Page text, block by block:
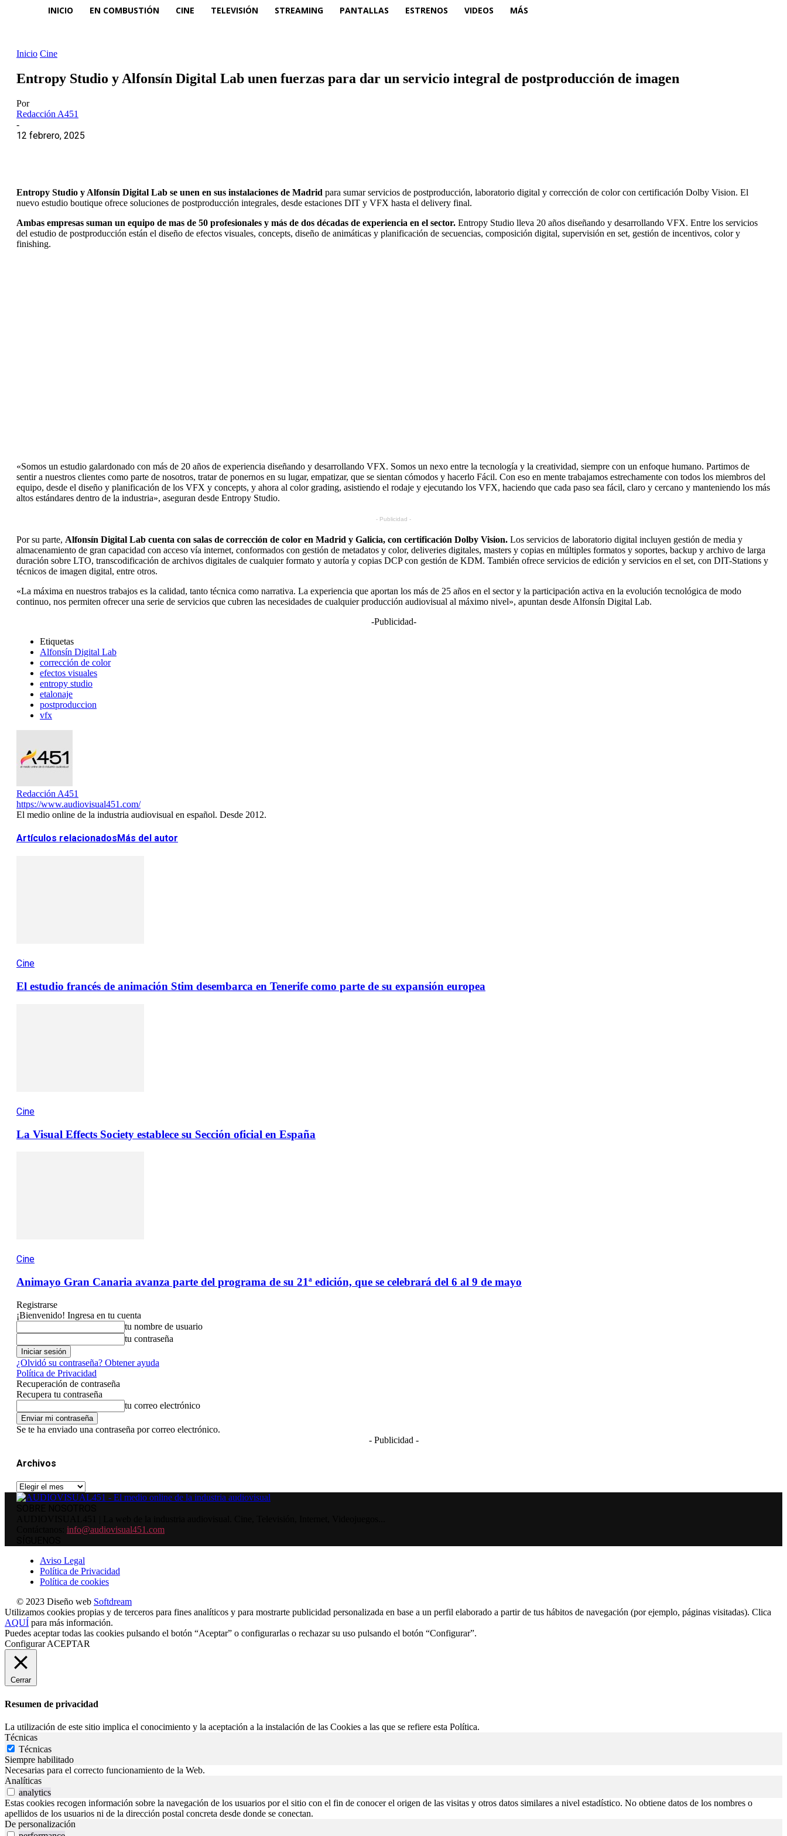
INICIO EN COMBUSTIÓN CINE TELEVISIÓN STREAMING PANTALLAS ESTRENOS VIDEOS MÁS
Inicio Cine
Entropy Studio y Alfonsín Digital Lab unen fuerzas para dar un servicio integral de postproducción de imagen
Por
Redacción A451
-
12 febrero, 2025
Entropy Studio y Alfonsín Digital Lab se unen en sus instalaciones de Madrid para sumar servicios de postproducción, laboratorio digital y corrección de color con certificación Dolby Vision. El
nuevo estudio boutique ofrece soluciones de postproducción integrales, desde estaciones DIT y VFX hasta el delivery final.
Ambas empresas suman un equipo de mas de 50 profesionales y más de dos décadas de experiencia en el sector. Entropy Studio lleva 20 años diseñando y desarrollando VFX. Entre los servicios
del estudio de postproducción están el diseño de efectos visuales, concepts, diseño de animáticas y planificación de secuencias, composición digital, supervisión en set, gestión de incentivos, color y
finishing.
«Somos un estudio galardonado con más de 20 años de experiencia diseñando y desarrollando VFX. Somos un nexo entre la tecnología y la creatividad, siempre con un enfoque humano. Partimos de
sentir a nuestros clientes como parte de nosotros, tratar de ponernos en su lugar, empatizar, que se sientan cómodos y hacerlo Fácil. Con eso en mente trabajamos estrechamente con todos los miembros del
equipo, desde el diseño y planificación de los VFX y concepts, y ahora al color grading, asistiendo el rodaje y ejecutando los VFX, haciendo que cada paso sea fácil, claro y cercano y manteniendo los más
altos estándares dentro de la industria», aseguran desde Entropy Studio.
- Publicidad -
Por su parte, Alfonsín Digital Lab cuenta con salas de corrección de color en Madrid y Galicia, con certificación Dolby Vision. Los servicios de laboratorio digital incluyen gestión de media y
almacenamiento de gran capacidad con acceso vía internet, conformados con gestión de metadatos y color, deliveries digitales, masters y copias en múltiples formatos y soportes, backup y archivo de larga
duración sobre LTO, transcodificación de archivos digitales de cualquier formato y autoría y copias DCP con gestión de KDM. También ofrece servicios de edición y servicios en el set, con DIT-Stations y
técnicos de imagen digital, entre otros.
«La máxima en nuestros trabajos es la calidad, tanto técnica como narrativa. La experiencia que aportan los más de 25 años en el sector y la participación activa en la evolución tecnológica de modo
continuo, nos permiten ofrecer una serie de servicios que cubren las necesidades de cualquier producción audiovisual al máximo nivel», apuntan desde Alfonsín Digital Lab.
-Publicidad-
Etiquetas
Alfonsín Digital Lab
corrección de color
efectos visuales
entropy studio
etalonaje
postproduccion
vfx
Redacción A451
https://www.audiovisual451.com/
El medio online de la industria audiovisual en español. Desde 2012.
Artículos relacionadosMás del autor
Cine
El estudio francés de animación Stim desembarca en Tenerife como parte de su expansión europea
Cine
La Visual Effects Society establece su Sección oficial en España
Cine
Animayo Gran Canaria avanza parte del programa de su 21ª edición, que se celebrará del 6 al 9 de mayo
Registrarse
¡Bienvenido! Ingresa en tu cuenta
tu nombre de usuario
tu contraseña
¿Olvidó su contraseña? Obtener ayuda
Política de Privacidad
Recuperación de contraseña
Recupera tu contraseña
tu correo electrónico
Se te ha enviado una contraseña por correo electrónico.
- Publicidad -
Archivos
Archivos
info@audiovisual451.com
Aviso Legal
Política de Privacidad
Política de cookies
© 2023 Diseño web Softdream
Utilizamos cookies propias y de terceros para fines analíticos y para mostrarte publicidad personalizada en base a un perfil elaborado a partir de tus hábitos de navegación (por ejemplo, páginas visitadas). Clica
AQUÍ para más información.
Puedes aceptar todas las cookies pulsando el botón “Aceptar” o configurarlas o rechazar su uso pulsando el botón “Configurar”.
Configurar ACEPTAR
Cerrar
Resumen de privacidad
La utilización de este sitio implica el conocimiento y la aceptación a la instalación de las Cookies a las que se refiere esta Política.
Técnicas
Técnicas
Siempre habilitado
Necesarias para el correcto funcionamiento de la Web.
Analíticas
analytics
Estas cookies recogen información sobre la navegación de los usuarios por el sitio con el fin de conocer el origen de las visitas y otros datos similares a nivel estadístico. No obtiene datos de los nombres o
apellidos de los usuarios ni de la dirección postal concreta desde donde se conectan.
De personalización